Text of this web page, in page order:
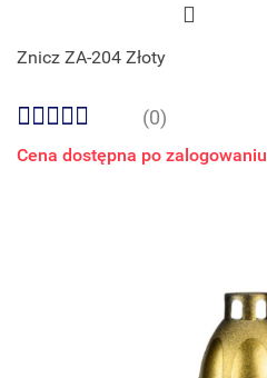
Znicz ZA-204 Złoty
(0)
Cena dostępna po zalogowaniu